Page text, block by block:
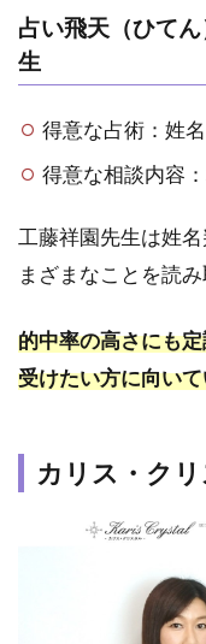
占い飛天（ひて
生
得意な占術：姓
得意な相談内容
工藤祥園先生は姓
まざまなことを読
的中率の高さにも
受けたい方に向い
カリス・ク